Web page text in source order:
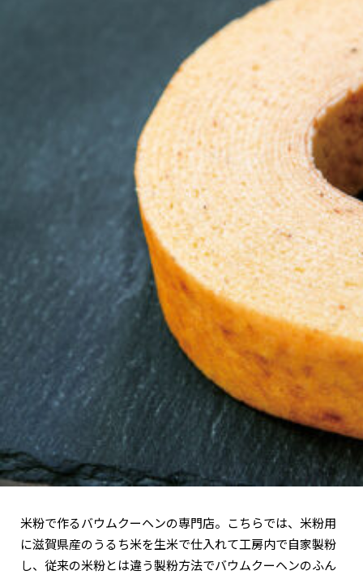
今月の京みやげ
すべて
関西で開催。
おすすめの展覧会
おすすめの映画
誠光社で選びました。
おすすめの本
紹介します。
おすすめのイベント
米粉で作るバウムクーヘンの専門店。こちらでは、米粉用
に滋賀県産のうるち米を生米で仕入れて工房内で自家製粉
し、従来の米粉とは違う製粉方法でバウムクーヘンのふん